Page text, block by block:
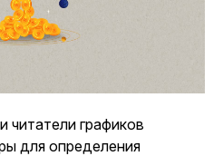
читатели графиков
для определения